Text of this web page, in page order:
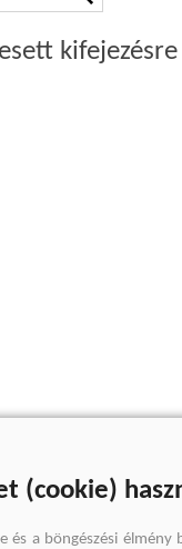
(cookie)
a böngészési élmény